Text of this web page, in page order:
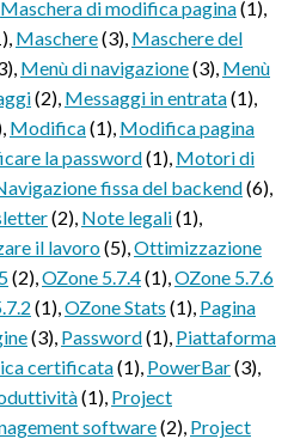
Maschera di modifica pagina(1),
, Maschere(3), Maschere del
, Menù di navigazione(3), Menù
(2), Messaggi in entrata(1),
, Modifica(1), Modifica pagina
la password(1), Motori di
fissa del backend(6),
(2), Note legali(1),
il lavoro(5),Ottimizzazione
(2),OZone 5.7.4(1),OZone 5.7.6
(1),OZone Stats (1), Pagina
(3), Password(1), Piattaforma
certificata(1), PowerBar(3),
(1), Project
software(2), Project